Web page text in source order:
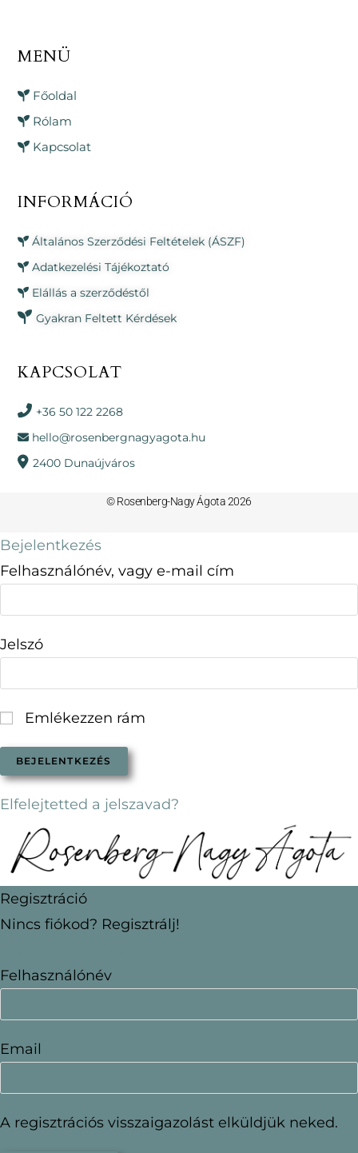
MENÜ
Főoldal
Rólam
Kapcsolat
INFORMÁCIÓ
Általános Szerződési Feltételek (ÁSZF)
Adatkezelési Tájékoztató
Elállás a szerződéstől
Gyakran Feltett Kérdések
KAPCSOLAT
+36 50 122 2268
hello@rosenbergnagyagota.hu
2400 Dunaújváros
© Rosenberg-Nagy Ágota 2026
Bejelentkezés
Felhasználónév, vagy e-mail cím
Jelszó
Emlékezzen rám
Elfelejtetted a jelszavad?
Regisztráció
Nincs fiókod? Regisztrálj!
Felhasználónév
Email
A regisztrációs visszaigazolást elküldjük neked.